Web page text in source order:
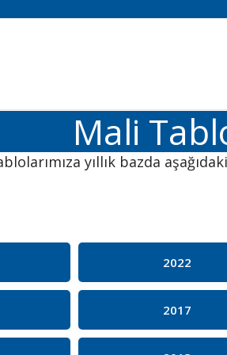
Mali
yıllık bazda
2022
2017